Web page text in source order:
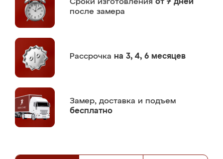
Сроки изготовления от 7 дней
после замера
Рассрочка на 3, 4, 6 месяцев
Замер, доставка и подъем
бесплатно